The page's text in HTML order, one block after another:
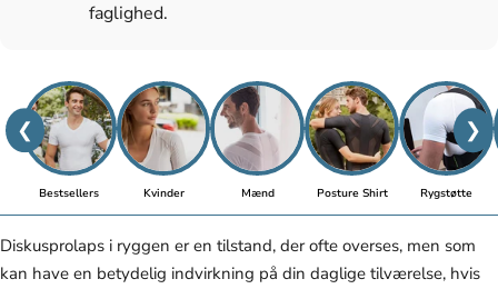
faglighed.
❮ ❯
Bestsellers Kvinder Mænd Posture Shirt Rygstøtte
Diskusprolaps i ryggen er en tilstand, der ofte overses, men som
kan have en betydelig indvirkning på din daglige tilværelse, hvis